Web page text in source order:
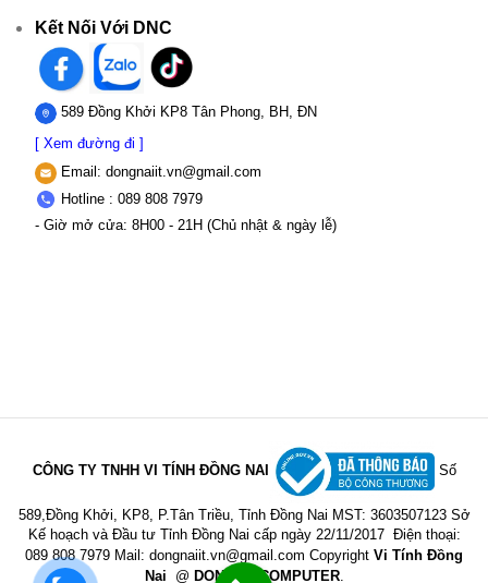
Kết Nối Với DNC
589 Đồng Khởi KP8 Tân Phong, BH, ĐN
[ Xem đường đi ]
Email: dongnaiit.vn@gmail.com
Hotline : 089 808 7979
- Giờ mở cửa: 8H00 - 21H (Chủ nhật & ngày lễ)
CÔNG TY TNHH VI TÍNH ĐỒNG NAI Số
589,Đồng Khởi, KP8, P.Tân Triều, Tỉnh Đồng Nai MST: 3603507123 Sở
Kế hoạch và Đầu tư Tỉnh Đồng Nai cấp ngày 22/11/2017 Điện thoại:
089 808 7979 Mail: dongnaiit.vn@gmail.com Copyright Vi Tính Đồng
Nai @ DONGNAICOMPUTER.